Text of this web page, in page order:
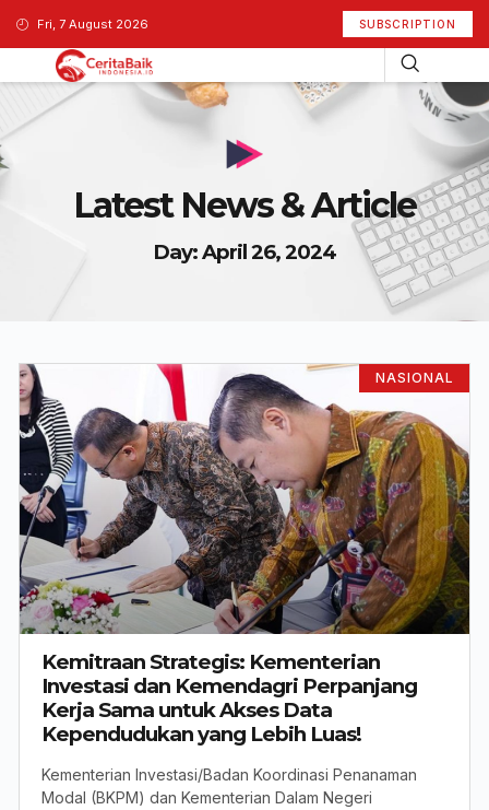
Fri, 7 August 2026 SUBSCRIPTION
Latest News & Article
Day: April 26, 2024
NASIONAL
Kemitraan Strategis: Kementerian
Investasi dan Kemendagri Perpanjang
Kerja Sama untuk Akses Data
Kependudukan yang Lebih Luas!
Kementerian Investasi/Badan Koordinasi Penanaman
Modal (BKPM) dan Kementerian Dalam Negeri